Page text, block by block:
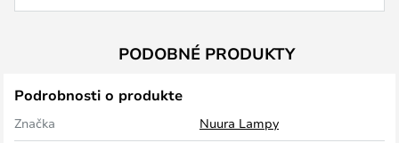
PODOBNÉ PRODUKTY
Podrobnosti o produkte
Značka
Nuura Lampy